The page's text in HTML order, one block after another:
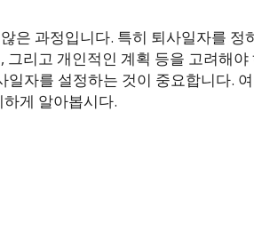
은 과정입니다. 특히 퇴사일자를 정
리고 개인적인 계획 등을 고려해
자를 설정하는 것이 중요합니다.
게 알아봅시다.